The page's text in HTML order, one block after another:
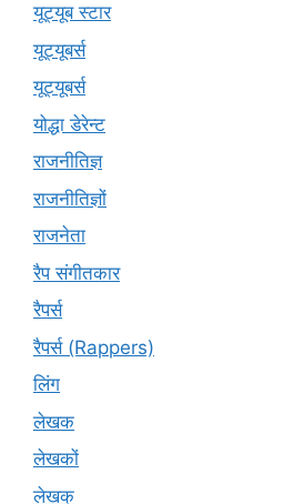
यूट्यूब स्टार
यूट्‍यूबर्स
यूट्यूबर्स
योद्धा डेरेन्ट
राजनीतिज्ञ
राजनीतिज्ञों
राजनेता
रैप संगीतकार
रैपर्स
रैपर्स (Rappers)
लिंग
लेखक
लेखकों
लेखक्